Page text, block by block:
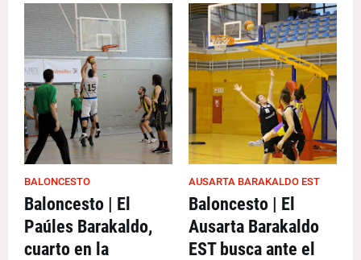
BALONCESTO
Baloncesto | El
Paúles Barakaldo,
cuarto en la
AUSARTA BARAKALDO EST
Baloncesto | El
Ausarta Barakaldo
EST busca ante el